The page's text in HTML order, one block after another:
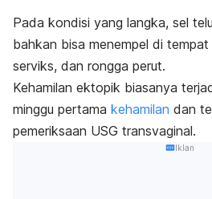
Pada kondisi yang langka, sel
bahkan bisa menempel di
serviks, dan rongga perut.
Kehamilan ektopik biasanya
minggu pertama kehamilan dan
pemeriksaan USG transvaginal.
Iklan